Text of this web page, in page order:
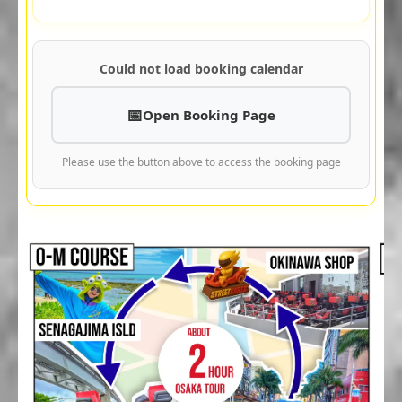
Could not load booking calendar
Open Booking Page
Please use the button above to access the booking page